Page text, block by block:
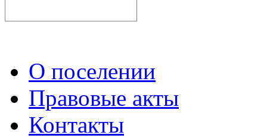
О поселении
Правовые акты
Контакты